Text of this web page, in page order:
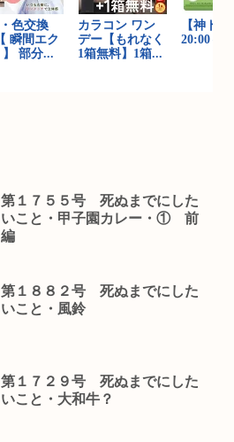
第１７５５号 死ぬまでにした
いこと・甲子園カレー・① 前
編
第１８８２号 死ぬまでにした
いこと・風鈴
第１７２９号 死ぬまでにした
いこと・大和牛？